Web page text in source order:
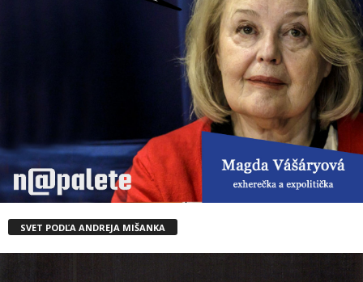
SVET PODĽA ANDREJA MIŠANKA